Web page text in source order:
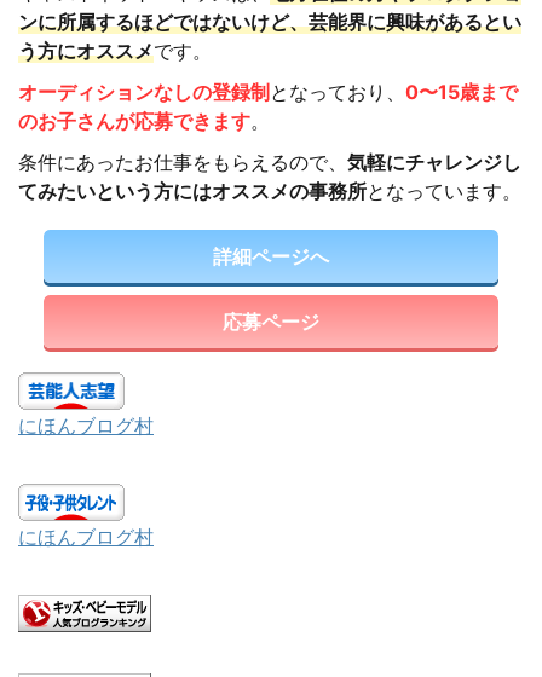
ンに所属するほどではないけど、芸能界に興味があるとい
う方にオススメです。
オーディションなしの登録制となっており、 0〜15歳まで
のお子さんが応募できます。
条件にあったお仕事をもらえるので、 気軽にチャレンジし
てみたいという方にはオススメの事務所となっています。
詳細ページへ
応募ページ
にほんブログ村
にほんブログ村